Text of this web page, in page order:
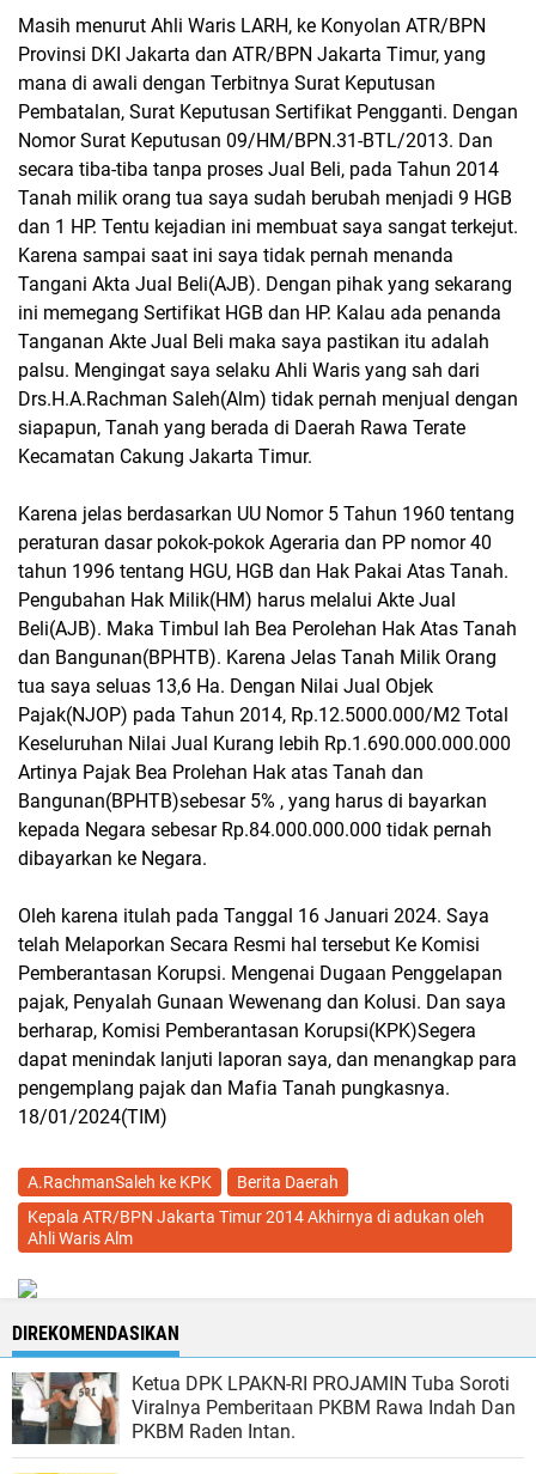
Masih menurut Ahli Waris LARH, ke Konyolan ATR/BPN
Provinsi DKI Jakarta dan ATR/BPN Jakarta Timur, yang
mana di awali dengan Terbitnya Surat Keputusan
Pembatalan, Surat Keputusan Sertifikat Pengganti. Dengan
Nomor Surat Keputusan 09/HM/BPN.31-BTL/2013. Dan
secara tiba-tiba tanpa proses Jual Beli, pada Tahun 2014
Tanah milik orang tua saya sudah berubah menjadi 9 HGB
dan 1 HP. Tentu kejadian ini membuat saya sangat terkejut.
Karena sampai saat ini saya tidak pernah menanda
Tangani Akta Jual Beli(AJB). Dengan pihak yang sekarang
ini memegang Sertifikat HGB dan HP. Kalau ada penanda
Tanganan Akte Jual Beli maka saya pastikan itu adalah
palsu. Mengingat saya selaku Ahli Waris yang sah dari
Drs.H.A.Rachman Saleh(Alm) tidak pernah menjual dengan
siapapun, Tanah yang berada di Daerah Rawa Terate
Kecamatan Cakung Jakarta Timur.
Karena jelas berdasarkan UU Nomor 5 Tahun 1960 tentang
peraturan dasar pokok-pokok Ageraria dan PP nomor 40
tahun 1996 tentang HGU, HGB dan Hak Pakai Atas Tanah.
Pengubahan Hak Milik(HM) harus melalui Akte Jual
Beli(AJB). Maka Timbul lah Bea Perolehan Hak Atas Tanah
dan Bangunan(BPHTB). Karena Jelas Tanah Milik Orang
tua saya seluas 13,6 Ha. Dengan Nilai Jual Objek
Pajak(NJOP) pada Tahun 2014, Rp.12.5000.000/M2 Total
Keseluruhan Nilai Jual Kurang lebih Rp.1.690.000.000.000
Artinya Pajak Bea Prolehan Hak atas Tanah dan
Bangunan(BPHTB)sebesar 5% , yang harus di bayarkan
kepada Negara sebesar Rp.84.000.000.000 tidak pernah
dibayarkan ke Negara.
Oleh karena itulah pada Tanggal 16 Januari 2024. Saya
telah Melaporkan Secara Resmi hal tersebut Ke Komisi
Pemberantasan Korupsi. Mengenai Dugaan Penggelapan
pajak, Penyalah Gunaan Wewenang dan Kolusi. Dan saya
berharap, Komisi Pemberantasan Korupsi(KPK)Segera
dapat menindak lanjuti laporan saya, dan menangkap para
pengemplang pajak dan Mafia Tanah pungkasnya.
18/01/2024(TIM)
A.RachmanSaleh ke KPK
Berita Daerah
Kepala ATR/BPN Jakarta Timur 2014 Akhirnya di adukan oleh
Ahli Waris Alm
DIREKOMENDASIKAN
Ketua DPK LPAKN-RI PROJAMIN Tuba Soroti
Viralnya Pemberitaan PKBM Rawa Indah Dan
PKBM Raden Intan.